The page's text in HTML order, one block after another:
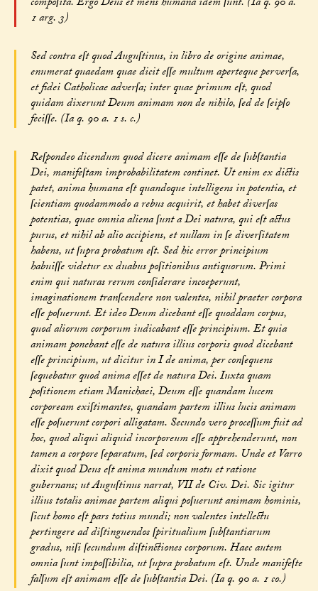
1 arg. 3)
Sed contra eſt quod Auguſtinus, in libro de origine animae,
enumerat quaedam quae dicit eſſe multum aperteque perverſa,
et fidei Catholicae adverſa; inter quae primum eſt, quod
quidam dixerunt Deum animam non de nihilo, ſed de ſeipſo
feciſſe. (Ia q. 90 a. 1 s. c.)
Reſpondeo dicendum quod dicere animam eſſe de ſubſtantia
Dei, manifeſtam improbabilitatem continet. Ut enim ex dictis
patet, anima humana eſt quandoque intelligens in potentia, et
ſcientiam quodammodo a rebus acquirit, et habet diverſas
potentias, quae omnia aliena ſunt a Dei natura, qui eſt actus
purus, et nihil ab alio accipiens, et nullam in ſe diverſitatem
habens, ut ſupra probatum eſt. Sed hic error principium
habuiſſe videtur ex duabus poſitionibus antiquorum. Primi
enim qui naturas rerum conſiderare incoeperunt,
imaginationem tranſcendere non valentes, nihil praeter corpora
eſſe poſuerunt. Et ideo Deum dicebant eſſe quoddam corpus,
quod aliorum corporum iudicabant eſſe principium. Et quia
animam ponebant eſſe de natura illius corporis quod dicebant
eſſe principium, ut dicitur in I de anima, per conſequens
ſequebatur quod anima eſſet de natura Dei. Iuxta quam
poſitionem etiam Manichaei, Deum eſſe quandam lucem
corpoream exiſtimantes, quandam partem illius lucis animam
eſſe poſuerunt corpori alligatam. Secundo vero proceſſum fuit ad
hoc, quod aliqui aliquid incorporeum eſſe apprehenderunt, non
tamen a corpore ſeparatum, ſed corporis formam. Unde et Varro
dixit quod Deus eſt anima mundum motu et ratione
gubernans; ut Auguſtinus narrat, VII de Civ. Dei. Sic igitur
illius totalis animae partem aliqui poſuerunt animam hominis,
ſicut homo eſt pars totius mundi; non valentes intellectu
pertingere ad diſtinguendos ſpiritualium ſubſtantiarum
gradus, niſi ſecundum diſtinctiones corporum. Haec autem
omnia ſunt impoſſibilia, ut ſupra probatum eſt. Unde manifeſte
falſum eſt animam eſſe de ſubſtantia Dei. (Ia q. 90 a. 1 co.)